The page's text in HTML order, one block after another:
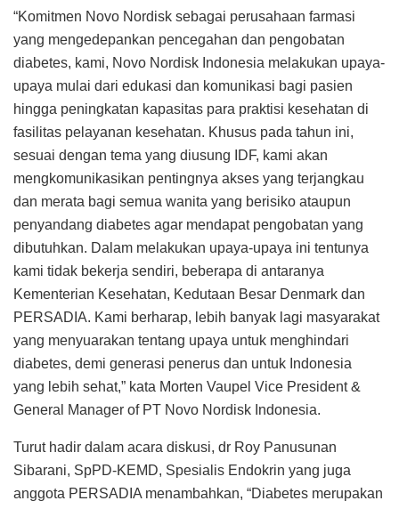
“Komitmen Novo Nordisk sebagai perusahaan farmasi
yang mengedepankan pencegahan dan pengobatan
diabetes, kami, Novo Nordisk Indonesia melakukan upaya-
upaya mulai dari edukasi dan komunikasi bagi pasien
hingga peningkatan kapasitas para praktisi kesehatan di
fasilitas pelayanan kesehatan. Khusus pada tahun ini,
sesuai dengan tema yang diusung IDF, kami akan
mengkomunikasikan pentingnya akses yang terjangkau
dan merata bagi semua wanita yang berisiko ataupun
penyandang diabetes agar mendapat pengobatan yang
dibutuhkan. Dalam melakukan upaya-upaya ini tentunya
kami tidak bekerja sendiri, beberapa di antaranya
Kementerian Kesehatan, Kedutaan Besar Denmark dan
PERSADIA. Kami berharap, lebih banyak lagi masyarakat
yang menyuarakan tentang upaya untuk menghindari
diabetes, demi generasi penerus dan untuk Indonesia
yang lebih sehat,” kata Morten Vaupel Vice President &
General Manager of PT Novo Nordisk Indonesia.
Turut hadir dalam acara diskusi, dr Roy Panusunan
Sibarani, SpPD-KEMD, Spesialis Endokrin yang juga
anggota PERSADIA menambahkan, “Diabetes merupakan